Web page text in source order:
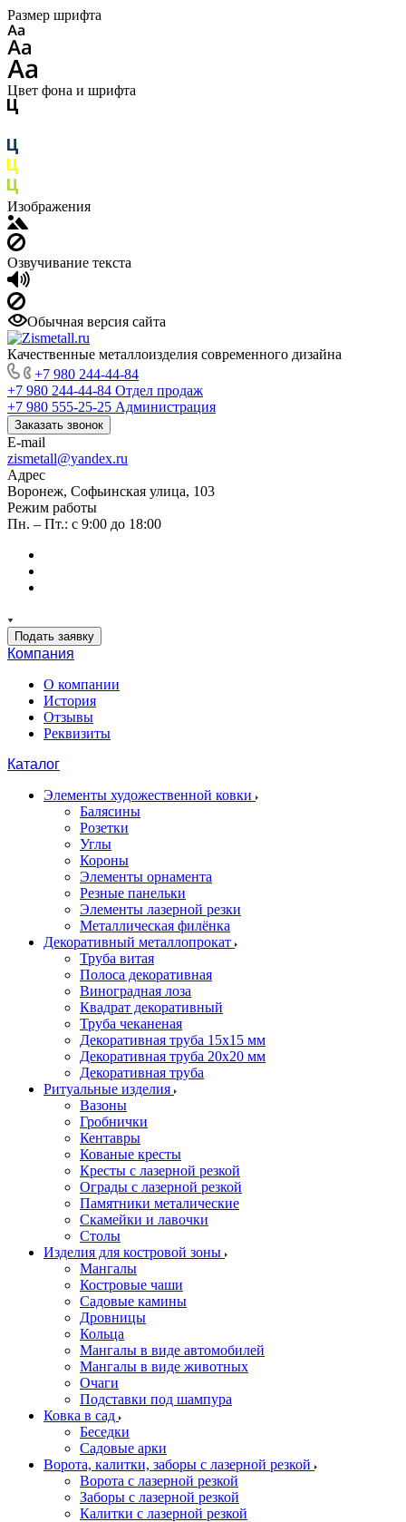
Размер шрифта
Цвет фона и шрифта
Изображения
Озвучивание текста
Обычная версия сайта
Качественные металлоизделия современного дизайна
+7 980 244-44-84
+7 980 244-44-84 Отдел продаж
+7 980 555-25-25 Администрация
Заказать звонок
E-mail
zismetall@yandex.ru
Адрес
Воронеж, Софьинская улица, 103
Режим работы
Пн. – Пт.: с 9:00 до 18:00
Подать заявку
Компания
О компании
История
Отзывы
Реквизиты
Каталог
Элементы художественной ковки
Балясины
Розетки
Углы
Короны
Элементы орнамента
Резные панельки
Элементы лазерной резки
Металлическая филёнка
Декоративный металлопрокат
Труба витая
Полоса декоративная
Виноградная лоза
Квадрат декоративный
Труба чеканеная
Декоративная труба 15х15 мм
Декоративная труба 20х20 мм
Декоративная труба
Ритуальные изделия
Вазоны
Гробнички
Кентавры
Кованые кресты
Кресты с лазерной резкой
Ограды с лазерной резкой
Памятники металические
Скамейки и лавочки
Столы
Изделия для костровой зоны
Мангалы
Костровые чаши
Садовые камины
Дровницы
Кольца
Мангалы в виде автомобилей
Мангалы в виде животных
Очаги
Подставки под шампура
Ковка в сад
Беседки
Садовые арки
Ворота, калитки, заборы с лазерной резкой
Ворота с лазерной резкой
Заборы с лазерной резкой
Калитки с лазерной резкой